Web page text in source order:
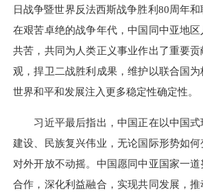
日战争暨世界反法西斯战争胜利80周年和
在艰苦卓绝的战争年代，中国同中亚地
共苦，共同为人类正义事业作出了重要
观，捍卫二战胜利成果，维护以联合国
世界和平和发展注入更多稳定性确定性。
习近平最后指出，中国正在以中国式
建设、民族复兴伟业，无论国际形势如
对外开放不动摇。中国愿同中亚国家一
合作，深化利益融合，实现共同发展，